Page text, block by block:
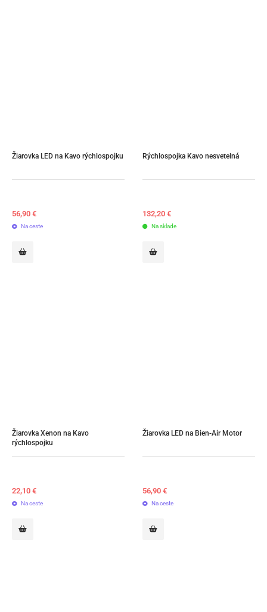
Žiarovka LED na Kavo rýchlospojku
56,90 €
Na ceste
Rýchlospojka Kavo nesvetelná
132,20 €
Na sklade
Žiarovka Xenon na Kavo
rýchlospojku
22,10 €
Na ceste
Žiarovka LED na Bien-Air Motor
56,90 €
Na ceste